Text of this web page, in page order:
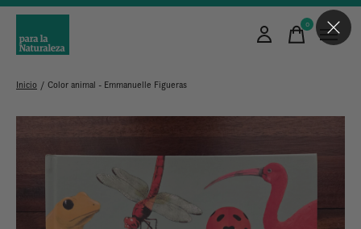
0items
Inicio / Color animal - Emmanuelle Figueras